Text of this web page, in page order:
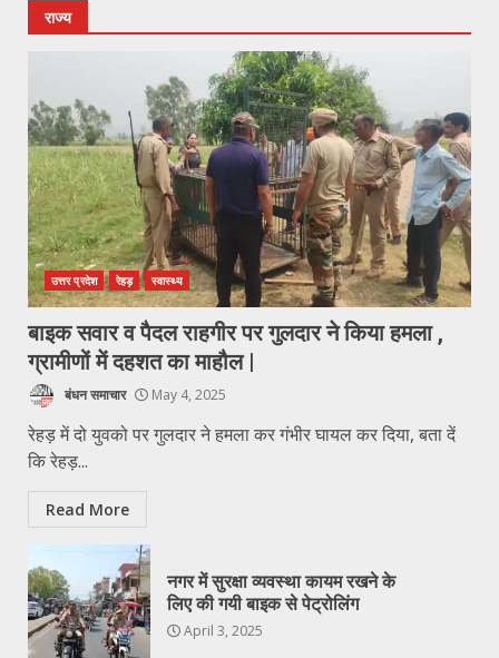
राज्य
उत्तर प्रदेश रेहड़ स्वास्थ्य
बाइक सवार व पैदल राहगीर पर गुलदार ने किया हमला ,
ग्रामीणों में दहशत का माहौल |
बंधन समाचार May 4, 2025
रेहड़ में दो युवको पर गुलदार ने हमला कर गंभीर घायल कर दिया, बता दें
कि रेहड़...
Read More
नगर में सुरक्षा व्यवस्था कायम रखने के
लिए की गयी बाइक से पेट्रोलिंग
April 3, 2025